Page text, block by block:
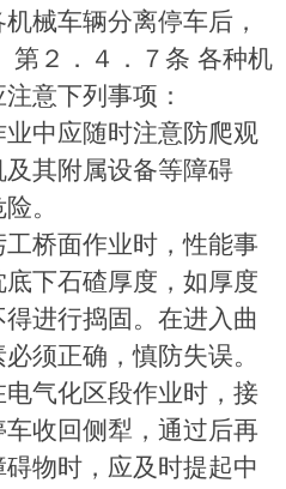
械车辆分离停车后，
第２．４．７条 各种机
意下列事项：
中应随时注意防爬观
其附属设备等障碍
。
桥面作业时，性能事
下石碴厚度，如厚度
进行捣固。在进入曲
须正确，慎防失误。
气化区段作业时，接
收回侧犁，通过后再
物时，应及时提起中